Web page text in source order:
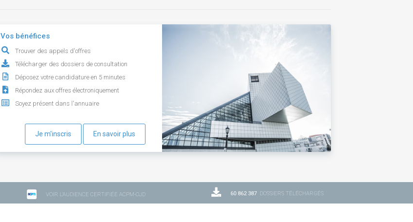
Vos bénéfices
Trouver des appels d'offres
Télécharger des dossiers de consultation
Déposez votre candidature en 5 minutes
Répondez aux offres électroniquement
Soyez présent dans l'annuaire
Je m'inscris En savoir plus
VOIR L'AUDIENCE CERTIFIÉE ACPM-OJD 60 862 387 DOSSIERS TÉLÉCHARGÉS